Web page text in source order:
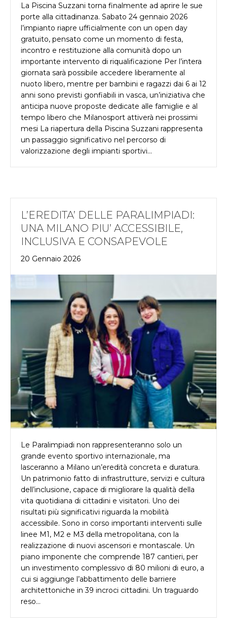
La Piscina Suzzani torna finalmente ad aprire le sue
porte alla cittadinanza. Sabato 24 gennaio 2026
l’impianto riapre ufficialmente con un open day
gratuito, pensato come un momento di festa,
incontro e restituzione alla comunità dopo un
importante intervento di riqualificazione Per l’intera
giornata sarà possibile accedere liberamente al
nuoto libero, mentre per bambini e ragazzi dai 6 ai 12
anni sono previsti gonfiabili in vasca, un’iniziativa che
anticipa nuove proposte dedicate alle famiglie e al
tempo libero che Milanosport attiverà nei prossimi
mesi La riapertura della Piscina Suzzani rappresenta
un passaggio significativo nel percorso di
valorizzazione degli impianti sportivi…
L’EREDITA’ DELLE PARALIMPIADI:
UNA MILANO PIU’ ACCESSIBILE,
INCLUSIVA E CONSAPEVOLE
20 Gennaio 2026
Le Paralimpiadi non rappresenteranno solo un
grande evento sportivo internazionale, ma
lasceranno a Milano un’eredità concreta e duratura.
Un patrimonio fatto di infrastrutture, servizi e cultura
dell’inclusione, capace di migliorare la qualità della
vita quotidiana di cittadini e visitatori. Uno dei
risultati più significativi riguarda la mobilità
accessibile. Sono in corso importanti interventi sulle
linee M1, M2 e M3 della metropolitana, con la
realizzazione di nuovi ascensori e montascale. Un
piano imponente che comprende 187 cantieri, per
un investimento complessivo di 80 milioni di euro, a
cui si aggiunge l’abbattimento delle barriere
architettoniche in 39 incroci cittadini. Un traguardo
reso…